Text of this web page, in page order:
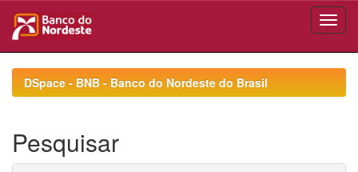
navigationDSpace - BNB - Banco do Nordeste do Brasil
Pesquisar